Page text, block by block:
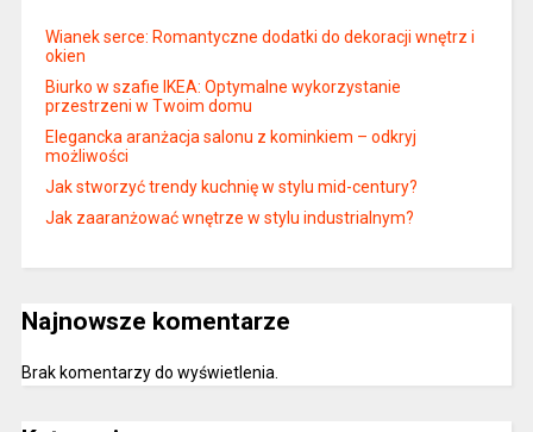
Wianek serce: Romantyczne dodatki do dekoracji wnętrz i
okien
Biurko w szafie IKEA: Optymalne wykorzystanie
przestrzeni w Twoim domu
Elegancka aranżacja salonu z kominkiem – odkryj
możliwości
Jak stworzyć trendy kuchnię w stylu mid-century?
Jak zaaranżować wnętrze w stylu industrialnym?
Najnowsze komentarze
Brak komentarzy do wyświetlenia.